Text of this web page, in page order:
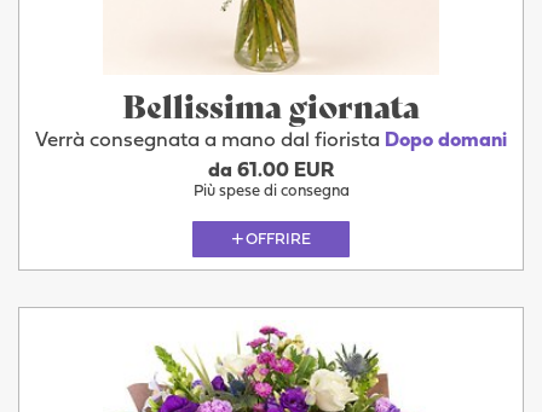
Bellissima giornata
Verrà consegnata a mano dal fiorista Dopo domani
da 61.00 EUR
Più spese di consegna
OFFRIRE